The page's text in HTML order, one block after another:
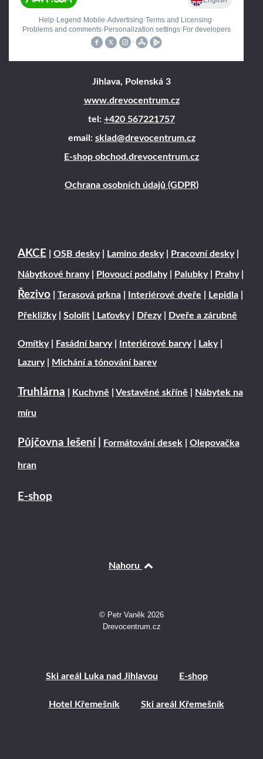
Jihlava, Polenská 3
www.drevocentrum.cz
tel: +420 567221757
email: sklad@drevocentrum.cz
E-shop obchod.drevocentrum.cz
Ochrana osobních údajů (GDPR)
AKCE OSB desky| Lamino desky| Pracovní desky|
Nábytkové hrany| Plovoucí podlahy| Palubky| Prahy|
Řezivo Terasová prkna Interiérové dveře Lepidla
Překližky| Sololit Laťovky| Dřezy| Dveře a zárubně
Omítky| Fasádní barvy| Interiérové barvy| Laky|
Lazury| Michání a tónování barev
Truhlárna Kuchyně Vestavěné skříně Nábytek na
míru
Půjčovna lešení Formátování desek Olepovačka
hran
E-shop
Nahoru
© Petr Vaněk 2026
Drevocentrum.cz
Ski areál Luka nad Jihlavou E-shop
Hotel Křemešník Ski areál Křemešník